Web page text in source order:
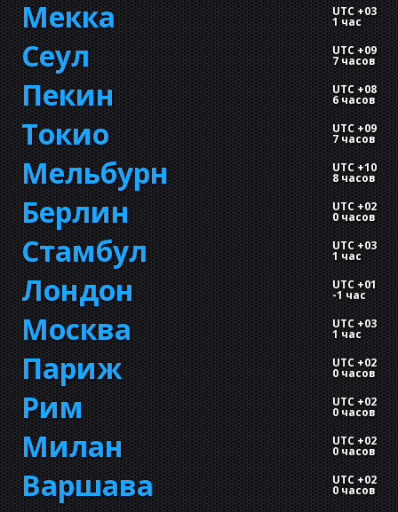
Мекка UTC +03
1 час
Сеул UTC +09
7 часов
Пекин UTC +08
6 часов
Токио UTC +09
7 часов
Мельбурн UTC +10
8 часов
Берлин UTC +02
0 часов
Стамбул UTC +03
1 час
Лондон UTC +01
-1 час
Москва UTC +03
1 час
Париж UTC +02
0 часов
Рим UTC +02
0 часов
Милан UTC +02
0 часов
Варшава UTC +02
0 часов